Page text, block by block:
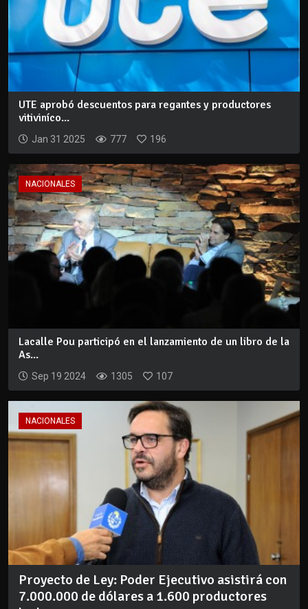
UTE aprobó descuentos para regantes y productores
vitiviníco...
Jan 31 2025 777 196
NACIONALES
Lacalle Pou participó en el lanzamiento de un libro de la
As...
Sep 19 2024 1305 107
NACIONALES
Proyecto de Ley: Poder Ejecutivo asistirá con
7.000.000 de dólares a 1.600 productores